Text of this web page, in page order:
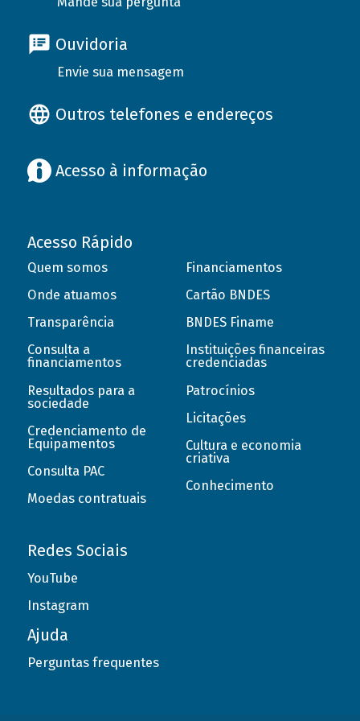
Ouvidoria
Envie sua mensagem
Outros telefones e endereços
Acesso à informação
Acesso Rápido
Quem somos
Onde atuamos
Transparência
Consulta a
financiamentos
Resultados para a
sociedade
Credenciamento de
Equipamentos
Consulta PAC
Moedas contratuais
Financiamentos
Cartão BNDES
BNDES Finame
Instituições financeiras
credenciadas
Patrocínios
Licitações
Cultura e economia
criativa
Conhecimento
Redes Sociais
YouTube
Instagram
Ajuda
Perguntas frequentes